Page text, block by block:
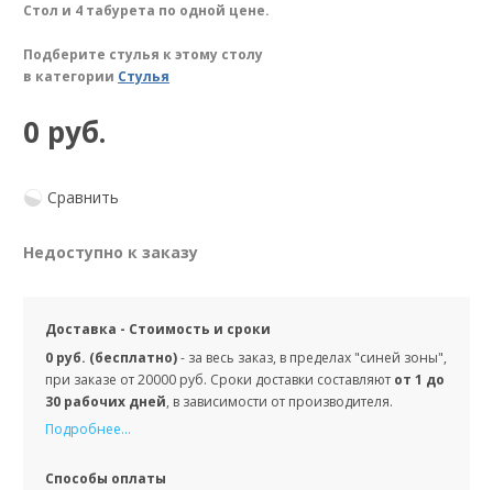
Стол и 4 табурета по одной цене.
Подберите стулья к этому столу
в категории Стулья
0 руб.
Сравнить
Недоступно к заказу
Доставка - Стоимость и сроки
0 руб. (бесплатно)- за весь заказ, в пределах "синей зоны",
при заказе от 20000 руб. Сроки доставки составляют от 1 до
30 рабочих дней, в зависимости от производителя.
Подробнее...
Способы оплаты